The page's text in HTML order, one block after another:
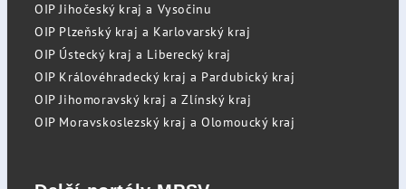
OIP Jihočeský kraj a Vysočinu
OIP Plzeňský kraj a Karlovarský kraj
OIP Ústecký kraj a Liberecký kraj
OIP Královéhradecký kraj a Pardubický kraj
OIP Jihomoravský kraj a Zlínský kraj
OIP Moravskoslezský kraj a Olomoucký kraj